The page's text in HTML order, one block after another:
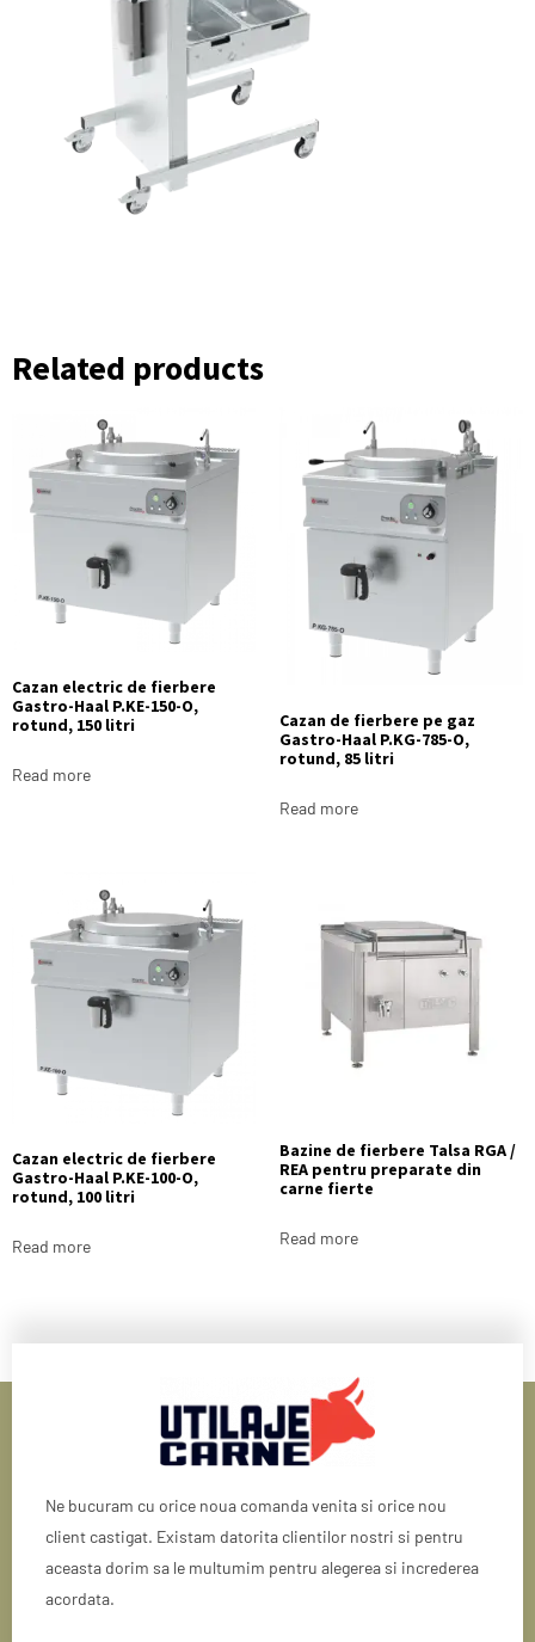
Related products
Cazan electric de fierbere
Gastro-Haal P.KE-150-O,
rotund, 150 litri
Read more
Cazan de fierbere pe gaz
Gastro-Haal P.KG-785-O,
rotund, 85 litri
Read more
Cazan electric de fierbere
Gastro-Haal P.KE-100-O,
rotund, 100 litri
Read more
Bazine de fierbere Talsa RGA /
REA pentru preparate din
carne fierte
Read more
Ne bucuram cu orice noua comanda venita si orice nou
client castigat. Existam datorita clientilor nostri si pentru
aceasta dorim sa le multumim pentru alegerea si increderea
acordata.